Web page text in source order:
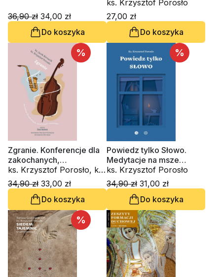
36,90 zł 34,00 zł
Do koszyka
małżeństwa (CD-
audiobook)
ks. Krzysztof Porosło
27,00 zł
Do koszyka
%
Zgranie. Konferencje dla
zakochanych,
narzeczonych i
małżeństw
ks. Krzysztof Porosło, ks.
Jacek Bernacik
34,90 zł 33,00 zł
Do koszyka
%
Powiedz tylko Słowo.
Medytacje na msze
roratnie
ks. Krzysztof Porosło
34,90 zł 31,00 zł
Do koszyka
%